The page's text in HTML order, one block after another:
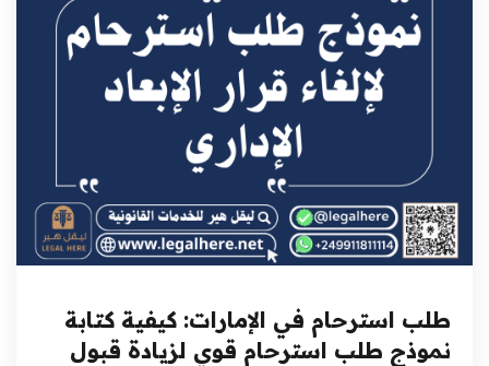
طلب استرحام في الإمارات: كيفية كتابة
نموذج طلب استرحام قوي لزيادة قبول